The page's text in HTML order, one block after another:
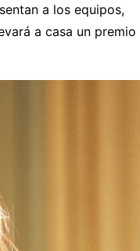
a los equipos,
a casa un premio